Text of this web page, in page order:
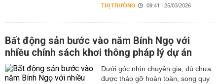
THỊ TRƯỜNG 09:41 | 25/03/2026
Bất động sản bước vào năm Bính Ngọ với
nhiều chính sách khơi thông pháp lý dự án
Dưới góc nhìn chuyên gia, dù chưa
được tháo gỡ hoàn toàn, song quy